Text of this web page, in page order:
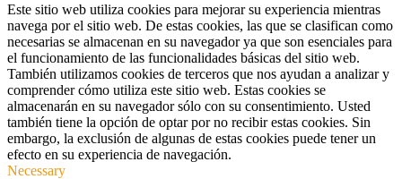
Este sitio web utiliza cookies para mejorar su experiencia mientras
navega por el sitio web. De estas cookies, las que se clasifican como
necesarias se almacenan en su navegador ya que son esenciales para
el funcionamiento de las funcionalidades básicas del sitio web.
También utilizamos cookies de terceros que nos ayudan a analizar y
comprender cómo utiliza este sitio web. Estas cookies se
almacenarán en su navegador sólo con su consentimiento. Usted
también tiene la opción de optar por no recibir estas cookies. Sin
embargo, la exclusión de algunas de estas cookies puede tener un
efecto en su experiencia de navegación.
Necessary